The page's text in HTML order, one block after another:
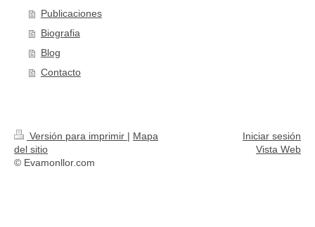
Publicaciones
Biografia
Blog
Contacto
Versión para imprimir | Mapa
del sitio
© Evamonllor.com
Iniciar sesión
Vista Web